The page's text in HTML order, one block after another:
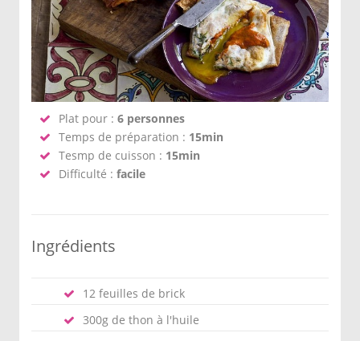
Plat pour : 6 personnes
Temps de préparation : 15min
Tesmp de cuisson : 15min
Difficulté : facile
Ingrédients
12 feuilles de brick
300g de thon à l'huile